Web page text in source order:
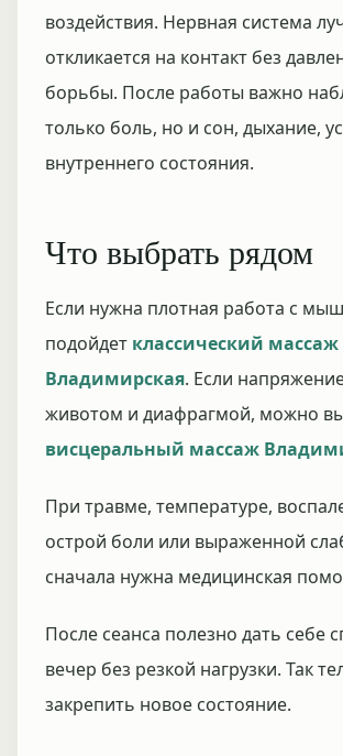
воздействия. Нервная система
откликается на контакт без
борьбы. После работы важно
только боль, но и сон, дыхание,
внутреннего состояния.
Что выбрать рядом
Если нужна плотная работа с
подойдет классический массаж
Владимирская. Если
животом и диафрагмой, можно
висцеральный массаж
При травме, температуре,
острой боли или выраженной
сначала нужна медицинская
После сеанса полезно дать себе
вечер без резкой нагрузки. Так
закрепить новое состояние.